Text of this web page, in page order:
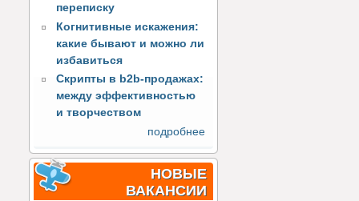
переписку
Когнитивные искажения:
какие бывают и можно ли
избавиться
Скрипты в b2b-продажах:
между эффективностью
и творчеством
подробнее
НОВЫЕ
ВАКАНСИИ